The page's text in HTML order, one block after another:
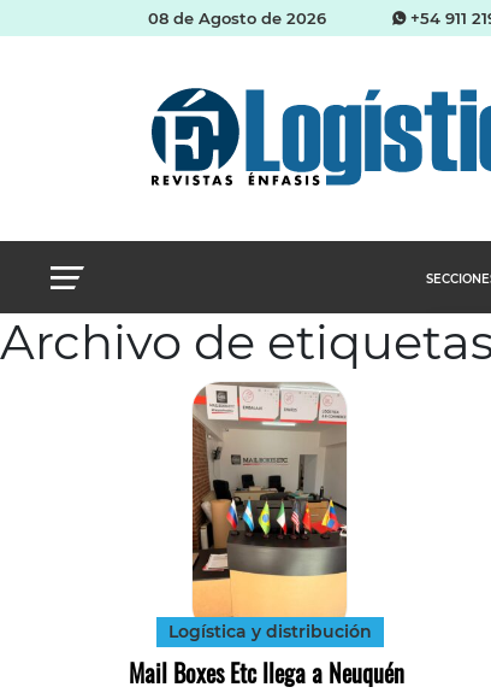
08 de Agosto de 2026 +54 911
Archivo de
Logística y distribución
Mail Boxes Etc llega a Neuquén